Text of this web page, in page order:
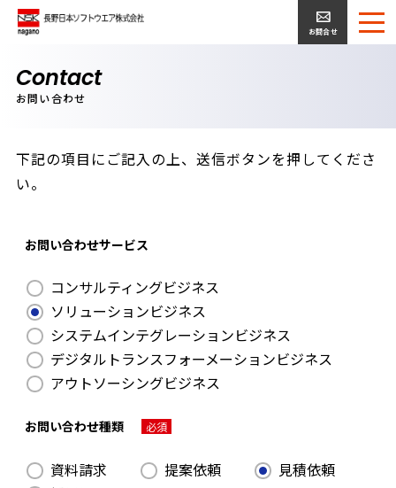
お問合せ
お問い合わせ
Contact
下記の項目にご記入の上、送信ボタンを押してくださ
い。
お問い合わせサービス
コンサルティングビジネス
ソリューションビジネス
システムインテグレーションビジネス
デジタルトランスフォーメーションビジネス
アウトソーシングビジネス
お問い合わせ種類 必須
資料請求 提案依頼
見積依頼